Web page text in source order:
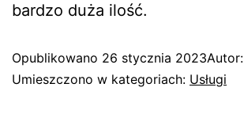
bardzo duża ilość.
Opublikowano 26 stycznia 2023Autor:
Umieszczono w kategoriach: Usługi